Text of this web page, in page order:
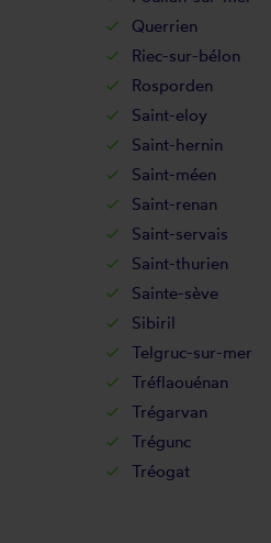
Querrien
Riec-sur-bélon
Rosporden
Saint-eloy
Saint-hernin
Saint-méen
Saint-renan
Saint-servais
Saint-thurien
Sainte-sève
Sibiril
Telgruc-sur-mer
Tréflaouénan
Trégarvan
Trégunc
Tréogat